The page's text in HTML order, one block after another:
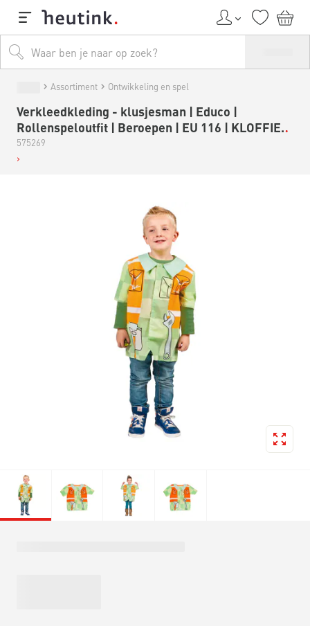
Assortiment Ontwikkeling en spel
Verkleedkleding - klusjesman | Educo |
Rollenspeloutfit | Beroepen | EU 116 | KLOFFIE.
575269